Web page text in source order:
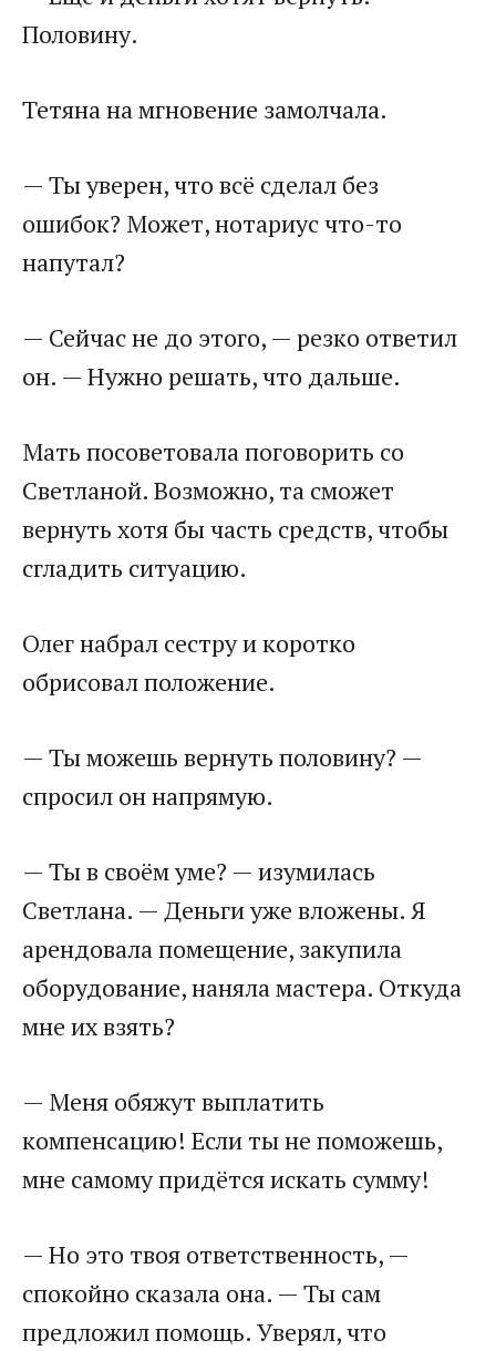
Половину.
Тетяна на мгновение замолчала.
— Ты уверен, что всё сделал без
ошибок? Может, нотариус что-то
напутал?
— Сейчас не до этого, — резко ответил
он. — Нужно решать, что дальше.
Мать посоветовала поговорить со
Светланой. Возможно, та сможет
вернуть хотя бы часть средств, чтобы
сгладить ситуацию.
Олег набрал сестру и коротко
обрисовал положение.
— Ты можешь вернуть половину? —
спросил он напрямую.
— Ты в своём уме? — изумилась
Светлана. — Деньги уже вложены. Я
арендовала помещение, закупила
оборудование, наняла мастера. Откуда
мне их взять?
— Меня обяжут выплатить
компенсацию! Если ты не поможешь,
мне самому придётся искать сумму!
— Но это твоя ответственность, —
спокойно сказала она. — Ты сам
предложил помощь. Уверял, что